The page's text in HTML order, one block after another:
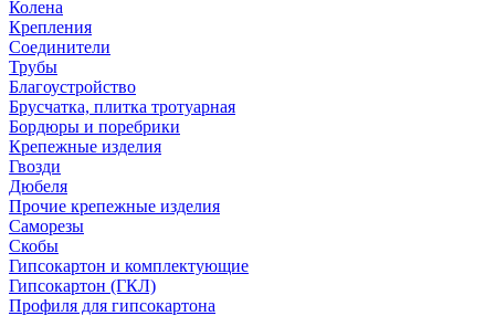
Колена
Крепления
Соединители
Трубы
Благоустройство
Брусчатка, плитка тротуарная
Бордюры и поребрики
Крепежные изделия
Гвозди
Дюбеля
Прочие крепежные изделия
Саморезы
Скобы
Гипсокартон и комплектующие
Гипсокартон (ГКЛ)
Профиля для гипсокартона